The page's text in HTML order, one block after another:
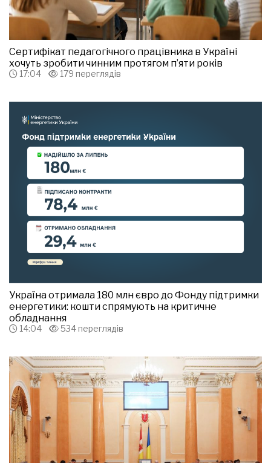
Сертифікат педагогічного працівника в Україні
хочуть зробити чинним протягом п’яти років
17:04 179 переглядів
Україна отримала 180 млн євро до Фонду підтримки
енергетики: кошти спрямують на критичне
обладнання
14:04 534 переглядів